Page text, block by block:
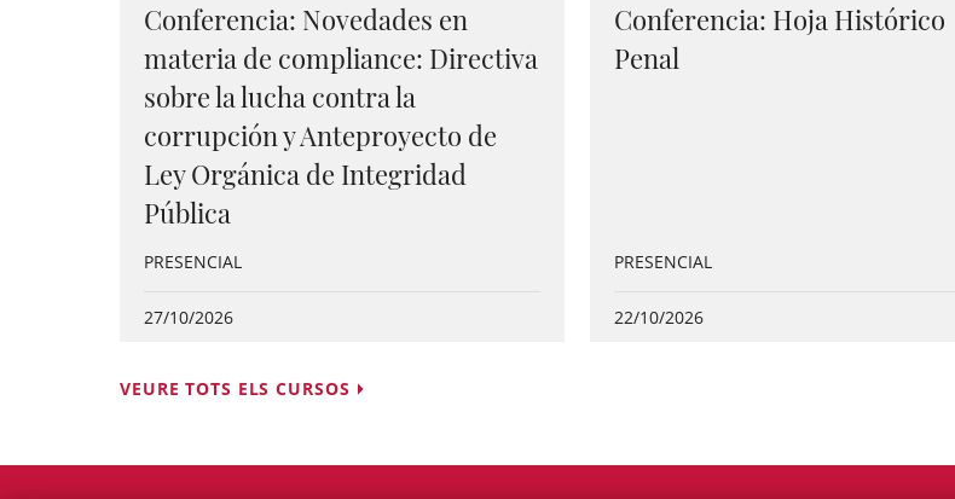
Conferencia: Novedades en
materia de compliance: Directiva
sobre la lucha contra la
corrupción y Anteproyecto de
Ley Orgánica de Integridad
Pública
PRESENCIAL
27/10/2026
Conferencia: Hoja Histórico
Penal
PRESENCIAL
22/10/2026
VEURE TOTS ELS CURSOS